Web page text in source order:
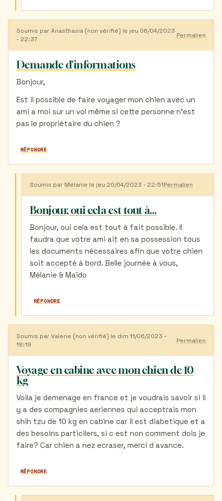
Soumis par Anasthasia (non vérifié) le jeu 06/04/2023
- 22:37
Permalien
Demande d'informations
Bonjour,
Est il possible de faire voyager mon chien avec un
ami a moi sur un vol même si cette personne n'est
pas le propriétaire du chien ?
RÉPONDRE
Soumis par Mélanie le jeu 20/04/2023 - 22:51
En
réponse
à
Demande
d'informations
par
Anasthasia
(non
vérifié)
Permalien
Bonjour, oui cela est tout à…
Bonjour, oui cela est tout à fait possible. Il
faudra que votre ami ait en sa possession tous
les documents nécessaires afin que votre chien
soit accepté à bord. Belle journée à vous,
Mélanie & Maïdo
RÉPONDRE
Soumis par Valerie (non vérifié) le dim 11/06/2023 -
18:19
Permalien
Voyage en cabine avec mon chien de 10
kg
Voila je demenage en france et je voudrais savoir si il
y a des compagnies aeriennes qui acceptrais mon
shih tzu de 10 kg en cabine car il est diabetique et a
des besoins particilers, si c est non comment dois je
faire? Car chien a nez ecraser, merci d avance.
RÉPONDRE